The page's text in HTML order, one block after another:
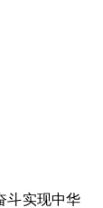
斗实现中华